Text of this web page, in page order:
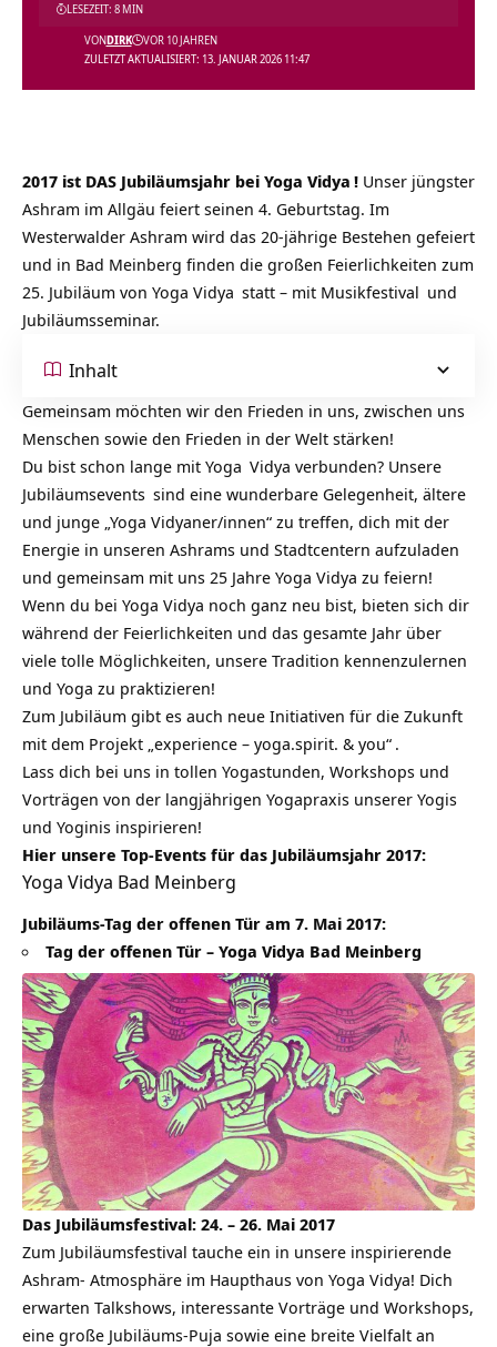
ZULETZT AKTUALISIERT: 13. JANUAR 2026 11:47
VONDIRK VOR 10 JAHREN
LESEZEIT: 8 MIN
2017 ist DAS Jubiläumsjahr bei Yoga Vidya ! Unser jüngster
Ashram im Allgäu feiert seinen 4. Geburtstag. Im
Westerwalder Ashram wird das 20-jährige Bestehen gefeiert
und in Bad Meinberg finden die großen Feierlichkeiten zum
25. Jubiläum von Yoga Vidya statt – mit Musikfestival und
Jubiläumsseminar.
Inhalt
Gemeinsam möchten wir den Frieden in uns, zwischen uns
Menschen sowie den Frieden in der Welt stärken!
Du bist schon lange mit Yoga Vidya verbunden? Unsere
Jubiläumsevents sind eine wunderbare Gelegenheit, ältere
und junge „Yoga Vidyaner/innen“ zu treffen, dich mit der
Energie in unseren Ashrams und Stadtcentern aufzuladen
und gemeinsam mit uns 25 Jahre Yoga Vidya zu feiern!
Wenn du bei Yoga Vidya noch ganz neu bist, bieten sich dir
während der Feierlichkeiten und das gesamte Jahr über
viele tolle Möglichkeiten, unsere Tradition kennenzulernen
und Yoga zu praktizieren!
Zum Jubiläum gibt es auch neue Initiativen für die Zukunft
mit dem Projekt „experience – yoga.spirit. & you“ .
Lass dich bei uns in tollen Yogastunden, Workshops und
Vorträgen von der langjährigen Yogapraxis unserer Yogis
und Yoginis inspirieren!
Hier unsere Top-Events für das Jubiläumsjahr 2017:
Yoga Vidya Bad Meinberg
Jubiläums-Tag der offenen Tür am 7. Mai 2017:
Tag der offenen Tür – Yoga Vidya Bad Meinberg
Das Jubiläumsfestival: 24. – 26. Mai 2017
Zum Jubiläumsfestival tauche ein in unsere inspirierende
Ashram- Atmosphäre im Haupthaus von Yoga Vidya! Dich
erwarten Talkshows, interessante Vorträge und Workshops,
eine große Jubiläums-Puja sowie eine breite Vielfalt an